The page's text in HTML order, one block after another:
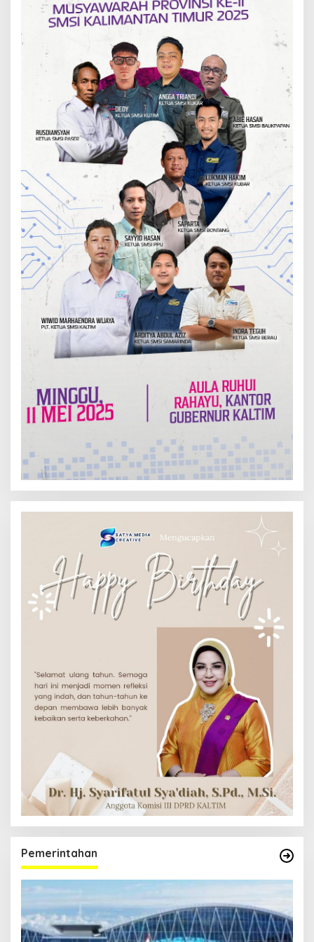
Pemerintahan